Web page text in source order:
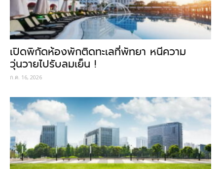
เปิดพิกัดห้องพักติดทะเลที่พัทยา หนีความ
วุ่นวายไปรับลมเย็น !
ก.ค. 16, 2026